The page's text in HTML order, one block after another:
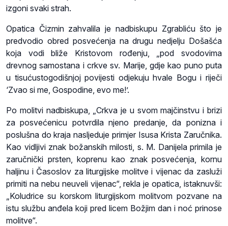
izgoni svaki strah.
Opatica Čizmin zahvalila je nadbiskupu Zgrabliću što je
predvodio obred posvećenja na drugu nedjelju Došašća
koja vodi bliže Kristovom rođenju, „pod svodovima
drevnog samostana i crkve sv. Marije, gdje kao puno puta
u tisućustogodišnjoj povijesti odjekuju hvale Bogu i riječi
‘Zvao si me, Gospodine, evo me!’.
Po molitvi nadbiskupa, „Crkva je u svom majčinstvu i brizi
za posvećenicu potvrdila njeno predanje, da ponizna i
poslušna do kraja nasljeduje primjer Isusa Krista Zaručnika.
Kao vidljivi znak božanskih milosti, s. M. Danijela primila je
zaručnički prsten, koprenu kao znak posvećenja, kornu
haljinu i Časoslov za liturgijske molitve i vijenac da zasluži
primiti na nebu neuveli vijenac“, rekla je opatica, istaknuvši:
„Koludrice su korskom liturgijskom molitvom pozvane na
istu službu anđela koji pred licem Božjim dan i noć prinose
molitve“.